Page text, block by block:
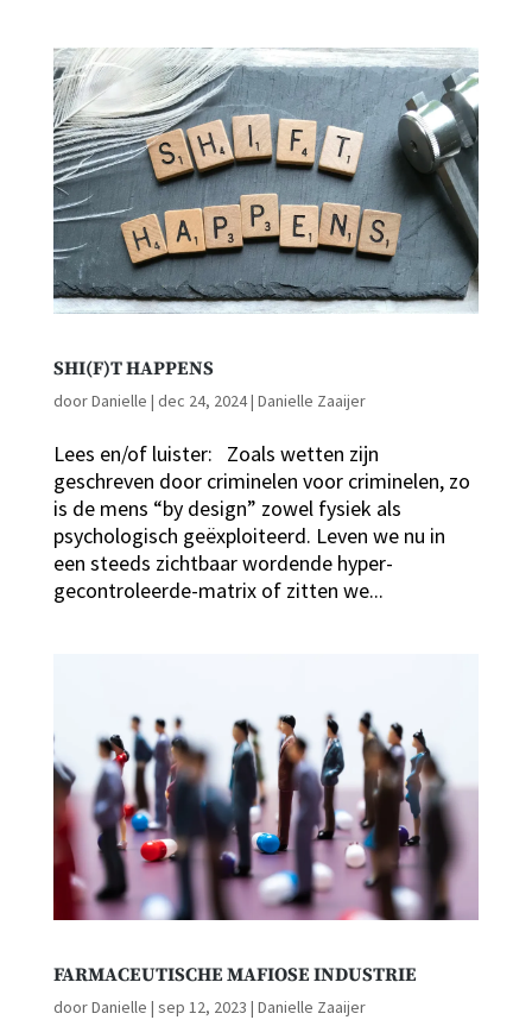
SHI(F)T HAPPENS
doorDanielle | dec 24, 2024| Danielle Zaaijer
Lees en/of luister: Zoals wetten zijn
geschreven door criminelen voor criminelen, zo
is de mens “by design” zowel fysiek als
psychologisch geëxploiteerd. Leven we nu in
een steeds zichtbaar wordende hyper-
gecontroleerde-matrix of zitten we...
FARMACEUTISCHE MAFIOSE INDUSTRIE
doorDanielle | sep 12, 2023 | Danielle Zaaijer